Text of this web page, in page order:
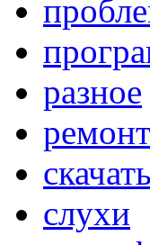
разное
ремонт
скачать
слухи